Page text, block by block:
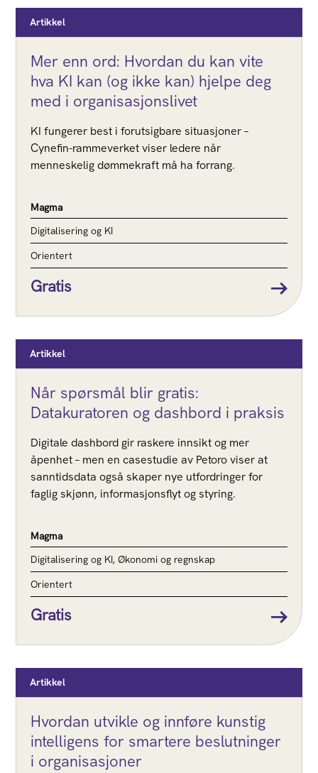
Artikkel
Mer enn ord: Hvordan du kan vite
hva KI kan (og ikke kan) hjelpe deg
med i organisasjonslivet
KI fungerer best i forutsigbare situasjoner –
Cynefin-rammeverket viser ledere når
menneskelig dømmekraft må ha forrang.
Magma
Digitalisering og KI
Orientert
Gratis
Artikkel
Når spørsmål blir gratis:
Datakuratoren og dashbord i praksis
Digitale dashbord gir raskere innsikt og mer
åpenhet – men en casestudie av Petoro viser at
sanntidsdata også skaper nye utfordringer for
faglig skjønn, informasjonsflyt og styring.
Magma
Digitalisering og KI, Økonomi og regnskap
Orientert
Gratis
Artikkel
Hvordan utvikle og innføre kunstig
intelligens for smartere beslutninger
i organisasjoner